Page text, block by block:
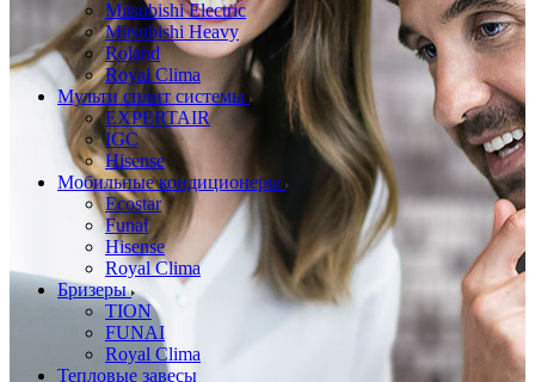
Mitsubishi Electric
Mitsubishi Heavy
Roland
Royal Clima
Мульти сплит системы
EXPERTAIR
IGC
Hisense
Мобильные кондиционеры
Ecostar
Funai
Hisense
Royal Clima
Бризеры
TION
FUNAI
Royal Clima
Тепловые завесы